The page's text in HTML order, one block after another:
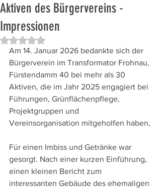
Aktiven des Bürgervereins -
Impressionen
Mit NaN von 5 Sternen bewertet.
Am 14. Januar 2026 bedankte sich der
Bürgerverein im Transformator Frohnau,
Fürstendamm 40 bei mehr als 30
Aktiven, die im Jahr 2025 engagiert bei
Führungen, Grünflächenpflege,
Projektgruppen und
Vereinsorganisation mitgeholfen haben,
Für einen Imbiss und Getränke war
gesorgt. Nach einer kurzen Einführung,
einen kleinen Bericht zum
interessanten Gebäude des ehemaligen